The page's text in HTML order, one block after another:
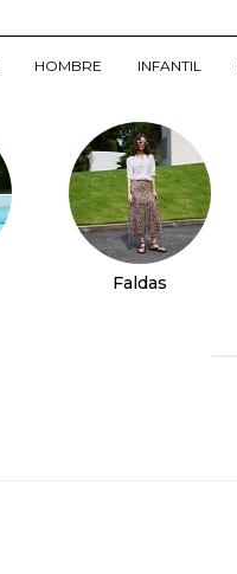
HOMBRE INFANTIL
Faldas